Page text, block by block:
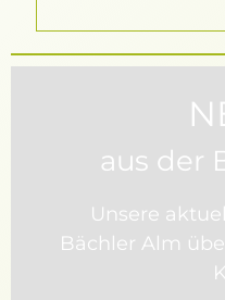
aus der
Unsere
Bächler Alm